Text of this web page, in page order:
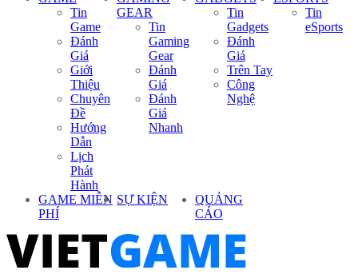
Tin
Game
Đánh
Giá
Giới
Thiệu
Chuyên
Đề
Hướng
Dẫn
Lịch
Phát
Hành
GEAR
Tin
Gaming
Gear
Đánh
Giá
Đánh
Giá
Nhanh
Tin
Gadgets
Đánh
Giá
Trên Tay
Công
Nghệ
Tin
eSports
GAME MIỄN
PHÍ
SỰ KIỆN
QUẢNG
CÁO